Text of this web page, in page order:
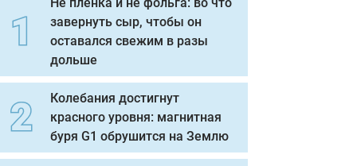
завернуть сыр, чтобы он
оставался свежим в разы
дольше
Колебания достигнут
красного уровня: магнитная
буря G1 обрушится на Землю